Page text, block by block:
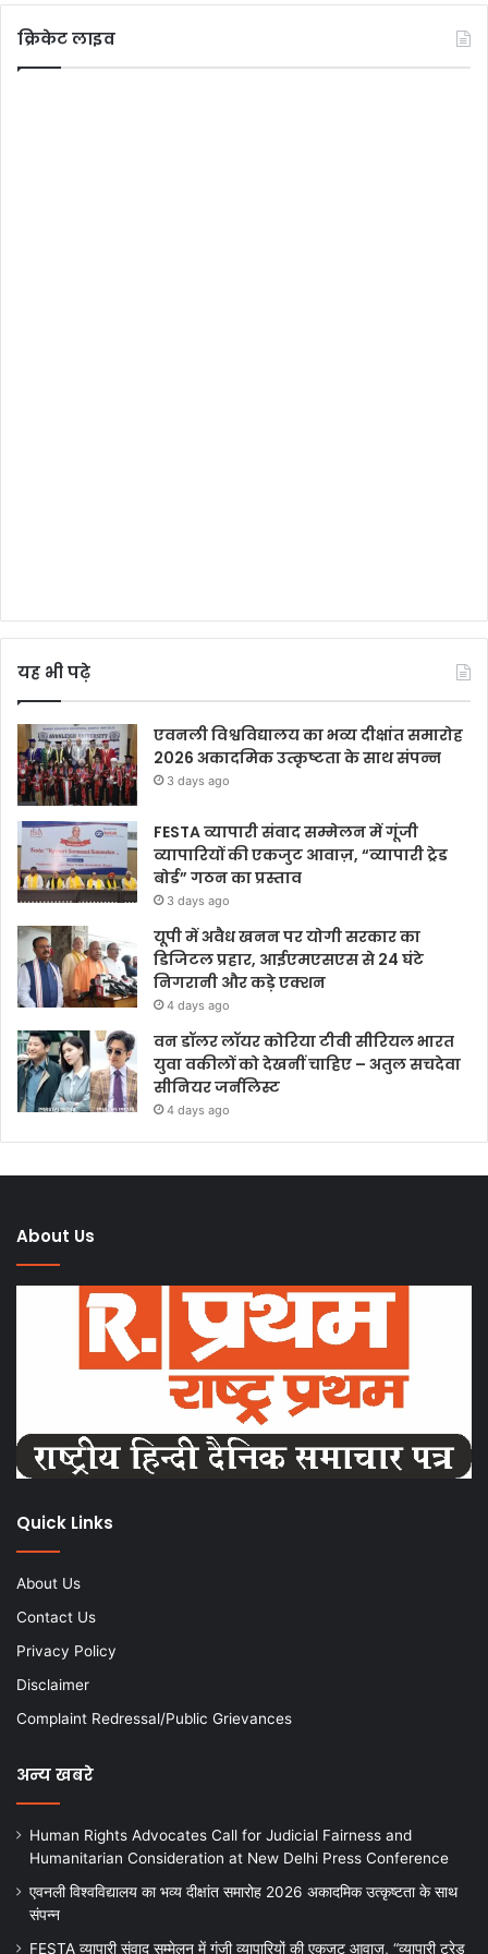
क्रिकेट लाइव
यह भी पढ़े
एवनली विश्वविद्यालय का भव्य दीक्षांत समारोह
2026 अकादमिक उत्कृष्टता के साथ संपन्न
3 days ago
FESTA व्यापारी संवाद सम्मेलन में गूंजी
व्यापारियों की एकजुट आवाज़, “व्यापारी ट्रेड
बोर्ड” गठन का प्रस्ताव
3 days ago
यूपी में अवैध खनन पर योगी सरकार का
डिजिटल प्रहार, आईएमएसएस से 24 घंटे
निगरानी और कड़े एक्शन
4 days ago
वन डॉलर लॉयर कोरिया टीवी सीरियल भारत
युवा वकीलों को देखनीं चाहिए – अतुल सचदेवा
सीनियर जर्नलिस्ट
4 days ago
About Us
Quick Links
About Us
Contact Us
Privacy Policy
Disclaimer
Complaint Redressal/Public Grievances
अन्य खबरे
Human Rights Advocates Call for Judicial Fairness and
Humanitarian Consideration at New Delhi Press Conference
एवनली विश्वविद्यालय का भव्य दीक्षांत समारोह 2026 अकादमिक उत्कृष्टता के साथ
संपन्न
FESTA व्यापारी संवाद सम्मेलन में गूंजी व्यापारियों की एकजुट आवाज़, “व्यापारी ट्रेड